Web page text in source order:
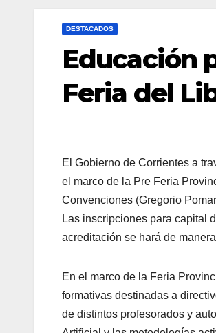
DESTACADOS
Educación
Feria del
El Gobierno de Corrientes a
el marco de la Pre Feria
Convenciones (Gregorio
Las inscripciones para capital
acreditación se hará de
En el marco de la Feria
formativas destinadas a
de distintos profesorados y